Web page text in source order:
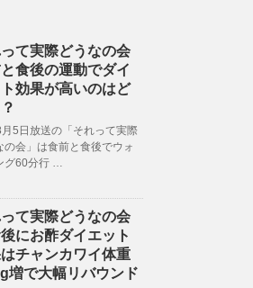
て実際どうなの会
食後の運動でダイ
効果が高いのはど
5日放送の「それって実際
の会」は食前と食後でウォ
グ60分行 …
て実際どうなの会
にお酢ダイエット
チャンカワイ体重
増で大幅リバウンド